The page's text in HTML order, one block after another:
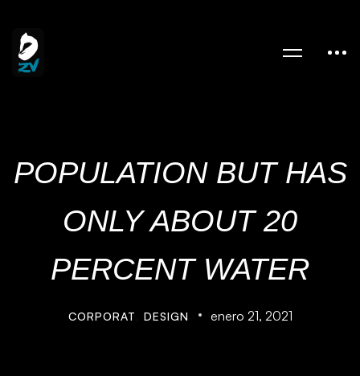
POPULATION BUT HAS
ONLY ABOUT 20
PERCENT WATER
CORPORAT DESIGN enero 21, 2021